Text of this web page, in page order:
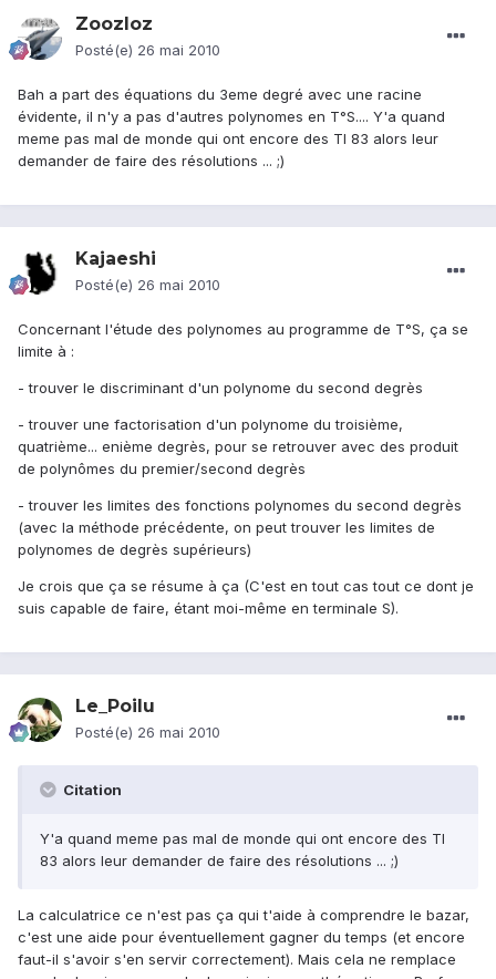
Zoozloz
Posté(e) 26 mai 2010
Bah a part des équations du 3eme degré avec une racine
évidente, il n'y a pas d'autres polynomes en T°S.... Y'a quand
meme pas mal de monde qui ont encore des TI 83 alors leur
demander de faire des résolutions ... ;)
Kajaeshi
Posté(e) 26 mai 2010
Concernant l'étude des polynomes au programme de T°S, ça se
limite à :
- trouver le discriminant d'un polynome du second degrès
- trouver une factorisation d'un polynome du troisième,
quatrième... enième degrès, pour se retrouver avec des produit
de polynômes du premier/second degrès
- trouver les limites des fonctions polynomes du second degrès
(avec la méthode précédente, on peut trouver les limites de
polynomes de degrès supérieurs)
Je crois que ça se résume à ça (C'est en tout cas tout ce dont je
suis capable de faire, étant moi-même en terminale S).
Le_Poilu
Posté(e) 26 mai 2010
Citation
Y'a quand meme pas mal de monde qui ont encore des TI
83 alors leur demander de faire des résolutions ... ;)
La calculatrice ce n'est pas ça qui t'aide à comprendre le bazar,
c'est une aide pour éventuellement gagner du temps (et encore
faut-il s'avoir s'en servir correctement). Mais cela ne remplace